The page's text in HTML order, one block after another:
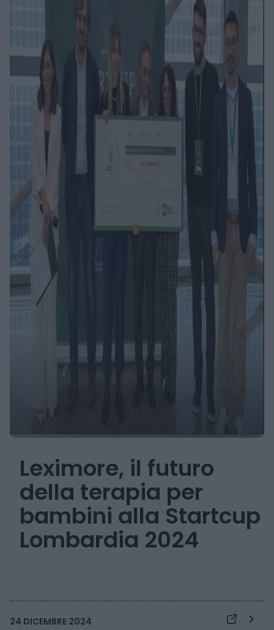
Leximore, il futuro
della terapia per
bambini alla Startcup
Lombardia 2024
24 DICEMBRE 2024